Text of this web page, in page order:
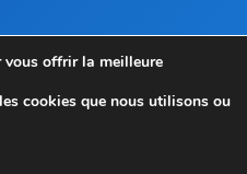
réservés
vous offrir la meilleure
cookies que nous utilisons ou